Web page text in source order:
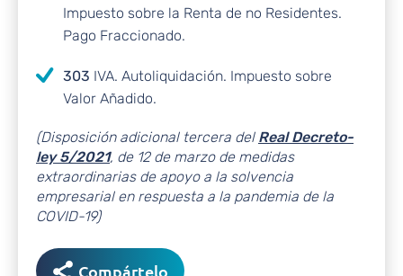
Impuesto sobre la Renta de no Residentes.
Pago Fraccionado.
303 IVA. Autoliquidación. Impuesto sobre
Valor Añadido.
(Disposición adicional tercera del Real Decreto-
ley 5/2021, de 12 de marzo de medidas
extraordinarias de apoyo a la solvencia
empresarial en respuesta a la pandemia de la
COVID-19)
Compártelo